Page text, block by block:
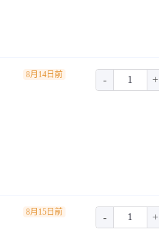
8月14日前 - +
8月15日前 - +